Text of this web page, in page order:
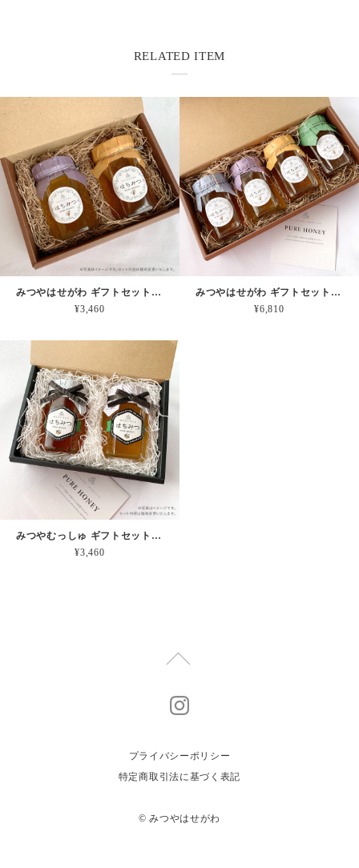
RELATED ITEM
みつやはせがわ ギフトセット【２個入り】
¥3,460
みつやはせがわ ギフトセット【４個入り】
¥6,810
みつやむっしゅ ギフトセット【２個入り】
¥3,460
プライバシーポリシー
特定商取引法に基づく表記
© みつやはせがわ